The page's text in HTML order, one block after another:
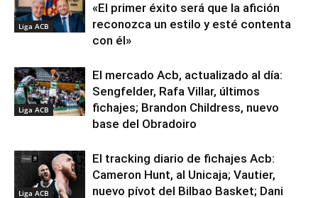
Liga ACB
«El primer éxito será que la afición
reconozca un estilo y esté contenta
con él»
Liga ACB
El mercado Acb, actualizado al día:
Sengfelder, Rafa Villar, últimos
fichajes; Brandon Childress, nuevo
base del Obradoiro
Liga ACB
El tracking diario de fichajes Acb:
Cameron Hunt, al Unicaja; Vautier,
nuevo pívot del Bilbao Basket; Dani